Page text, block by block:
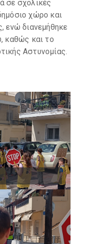
σε σχολικές
χώρο και
ενώ διανεμήθηκε
καθώς και το
Αστυνομίας.